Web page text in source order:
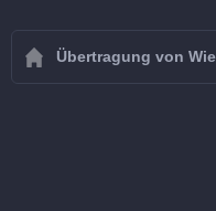
Übertragung von